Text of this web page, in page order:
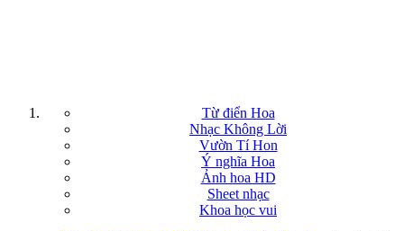
Từ điển Hoa
Nhạc Không Lời
Vườn Tí Hon
Ý nghĩa Hoa
Ảnh hoa HD
Sheet nhạc
Khoa học vui